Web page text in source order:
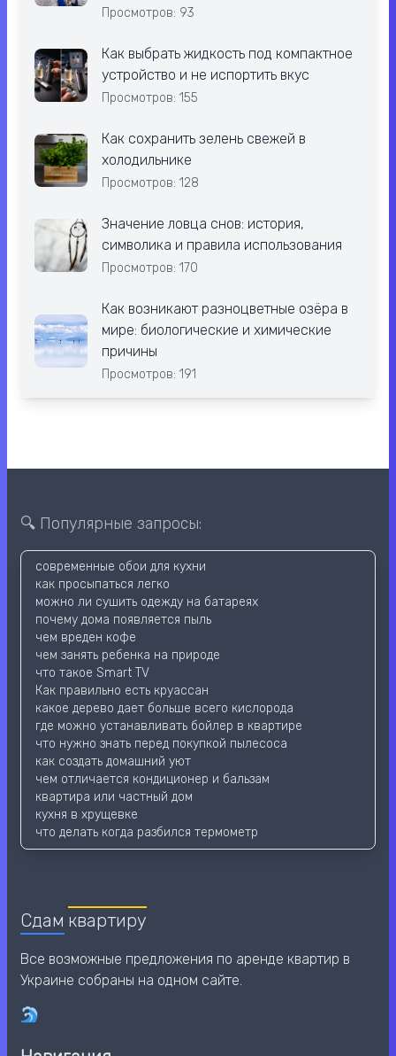
Просмотров: 93
Как выбрать жидкость под компактное
устройство и не испортить вкус
Просмотров: 155
Как сохранить зелень свежей в
холодильнике
Просмотров: 128
Значение ловца снов: история,
символика и правила использования
Просмотров: 170
Как возникают разноцветные озёра в
мире: биологические и химические
причины
Просмотров: 191
🔍 Популярные запросы:
современные обои для кухни
как просыпаться легко
можно ли сушить одежду на батареях
почему дома появляется пыль
чем вреден кофе
чем занять ребенка на природе
что такое Smart TV
Как правильно есть круассан
какое дерево дает больше всего кислорода
где можно устанавливать бойлер в квартире
что нужно знать перед покупкой пылесоса
как создать домашний уют
чем отличается кондиционер и бальзам
квартира или частный дом
кухня в хрущевке
что делать когда разбился термометр
Сдам квартиру
Все возможные предложения по аренде квартир в
Украине собраны на одном сайте.